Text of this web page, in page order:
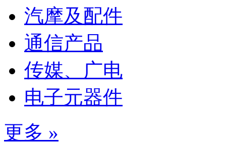
汽摩及配件
通信产品
传媒、广电
电子元器件
更多 »